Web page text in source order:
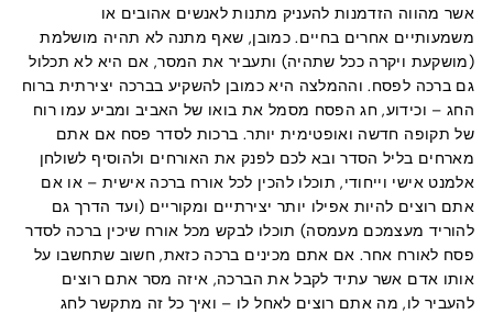
אשר מהווה הזדמנות להעניק מתנות לאנשים אהובים או
משמעותיים אחרים בחיים. כמובן, שאף מתנה לא תהיה מושלמת
(מושקעת ויקרה ככל שתהיה) ותעביר את המסר, אם היא לא תכלול
גם ברכה לפסח. וההמלצה היא כמובן להשקיע בברכה יצירתית ברוח
החג – וכידוע, חג הפסח מסמל את בואו של האביב ומביע עמו רוח
של תקופה חדשה ואופטימית יותר. ברכות לסדר פסח אם אתם
מארחים בליל הסדר ובא לכם לפנק את האורחים ולהוסיף לשולחן
אלמנט אישי וייחודי, תוכלו להכין לכל אורח ברכה אישית – או אם
אתם רוצים להיות אפילו יותר יצירתיים ומקוריים (ועד הדרך גם
להוריד מעצמכם מעמסה) תוכלו לבקש מכל אורח שיכין ברכה לסדר
פסח לאורח אחר. אם אתם מכינים ברכה כזאת, חשוב שתחשבו על
אותו אדם אשר עתיד לקבל את הברכה, איזה מסר אתם רוצים
להעביר לו, מה אתם רוצים לאחל לו – ואיך כל זה מתקשר לחג